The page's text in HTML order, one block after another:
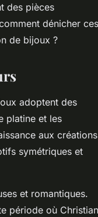
des pièces
dénicher ces
de bijoux ?
adoptent des
platine et les
aux créations
symétriques et
et romantiques.
période où Christian